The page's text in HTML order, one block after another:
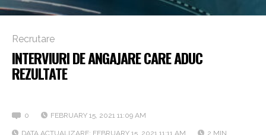
Recrutare
INTERVIURI DE ANGAJARE CARE ADUC
REZULTATE
0 FEBRUARY 15, 2021 11:09 AM
DATA ACTUALIZARE: FEBRUARY 15, 2021 11:11 AM 2 MIN